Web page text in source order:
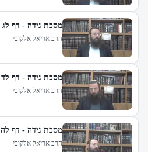
מסכת נידה - דף לג
הרב אריאל אלקובי
מסכת נידה - דף לד
הרב אריאל אלקובי
מסכת נידה - דף לה
הרב אריאל אלקובי